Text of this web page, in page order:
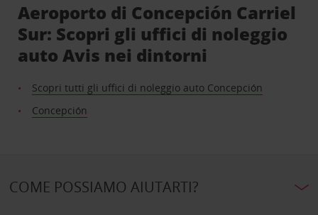
Aeroporto di Concepción Carriel
Sur: Scopri gli uffici di noleggio
auto Avis nei dintorni
Scopri tutti gli uffici di noleggio auto Concepción
Concepción
COME POSSIAMO AIUTARTI?